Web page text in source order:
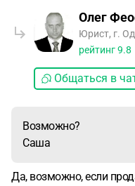
Олег
Юрист, г.
рейтинг9.8
Общаться в
Возможно?
Саша
Да, возможно, если